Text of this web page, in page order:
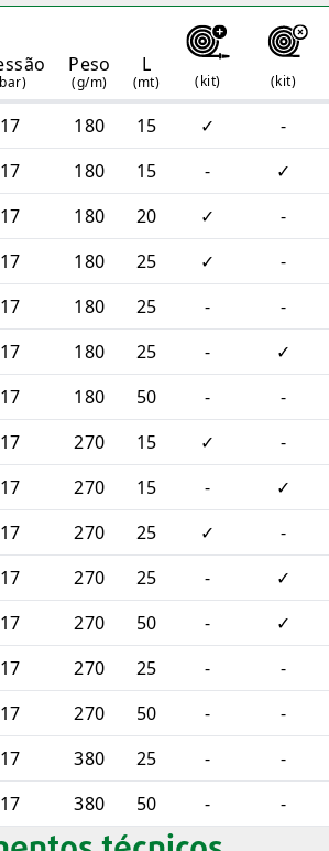
Peso
(g/m)
L
(mt) (kit) (kit)
17 180 15 ✓ -
17 180 15 - ✓
17 180 20 ✓ -
17 180 25 ✓ -
17 180 25 - -
17 180 25 - ✓
17 180 50 - -
17 270 15 ✓ -
17 270 15 - ✓
17 270 25 ✓ -
17 270 25 - ✓
17 270 50 - ✓
17 270 25 - -
17 270 50 - -
17 380 25 - -
17 380 50 - -